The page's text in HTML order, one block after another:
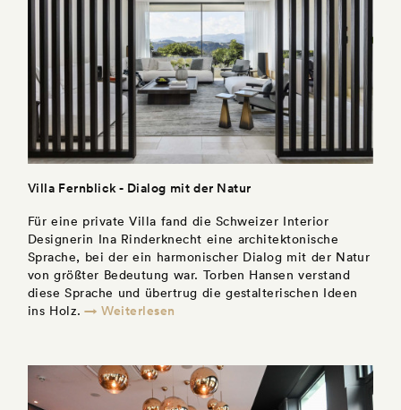
Villa Fernblick - Dialog mit der Natur
Für eine private Villa fand die Schweizer Interior
Designerin Ina Rinderknecht eine architektonische
Sprache, bei der ein harmonischer Dialog mit der Natur
von größter Bedeutung war. Torben Hansen verstand
diese Sprache und übertrug die gestalterischen Ideen
ins Holz. → Weiterlesen